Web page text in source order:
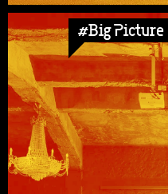
#Big Picture